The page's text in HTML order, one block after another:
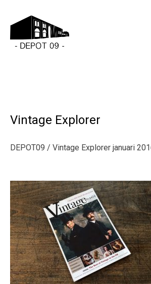
Vintage Explorer
DEPOT09 / Vintage Explorer januari